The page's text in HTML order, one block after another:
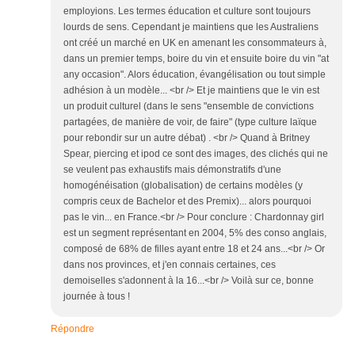
employions. Les termes éducation et culture sont toujours
lourds de sens. Cependant je maintiens que les Australiens
ont créé un marché en UK en amenant les consommateurs à,
dans un premier temps, boire du vin et ensuite boire du vin "at
any occasion". Alors éducation, évangélisation ou tout simple
adhésion à un modèle... <br /> Et je maintiens que le vin est
un produit culturel (dans le sens "ensemble de convictions
partagées, de manière de voir, de faire" (type culture laïque
pour rebondir sur un autre débat) . <br /> Quand à Britney
Spear, piercing et ipod ce sont des images, des clichés qui ne
se veulent pas exhaustifs mais démonstratifs d'une
homogénéisation (globalisation) de certains modèles (y
compris ceux de Bachelor et des Premix)... alors pourquoi
pas le vin... en France.<br /> Pour conclure : Chardonnay girl
est un segment représentant en 2004, 5% des conso anglais,
composé de 68% de filles ayant entre 18 et 24 ans...<br /> Or
dans nos provinces, et j'en connais certaines, ces
demoiselles s'adonnent à la 16...<br /> Voilà sur ce, bonne
journée à tous !
Répondre